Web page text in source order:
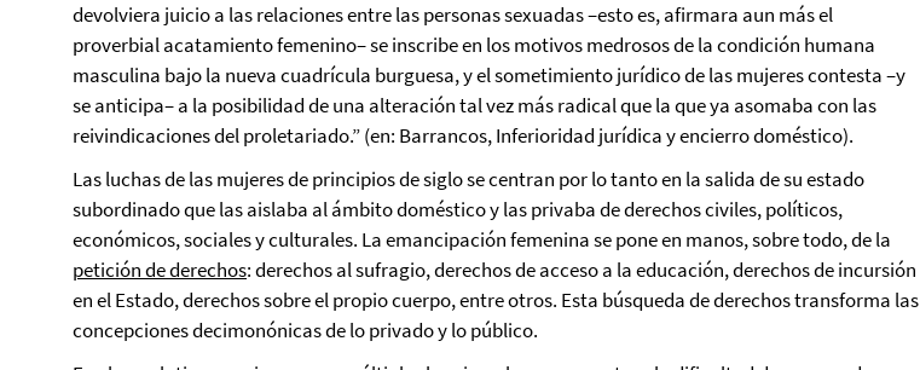
devolviera juicio a las relaciones entre las personas sexuadas –esto es, afirmara aun más el
proverbial acatamiento femenino– se inscribe en los motivos medrosos de la condición humana
masculina bajo la nueva cuadrícula burguesa, y el sometimiento jurídico de las mujeres contesta –y
se anticipa– a la posibilidad de una alteración tal vez más radical que la que ya asomaba con las
reivindicaciones del proletariado.” (en: Barrancos, Inferioridad jurídica y encierro doméstico).
Las luchas de las mujeres de principios de siglo se centran por lo tanto en la salida de su estado
subordinado que las aislaba al ámbito doméstico y las privaba de derechos civiles, políticos,
económicos, sociales y culturales. La emancipación femenina se pone en manos, sobre todo, de la
petición de derechos: derechos al sufragio, derechos de acceso a la educación, derechos de incursión
en el Estado, derechos sobre el propio cuerpo, entre otros. Esta búsqueda de derechos transforma las
concepciones decimonónicas de lo privado y lo público.